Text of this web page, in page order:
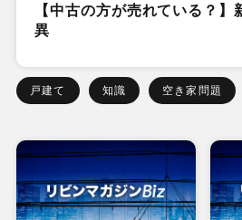
【中古の方が売れている？
異
戸建て 知識 空き家問題